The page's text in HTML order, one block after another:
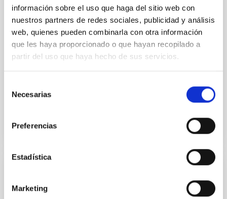
información sobre el uso que haga del sitio web con
nuestros partners de redes sociales, publicidad y análisis
web, quienes pueden combinarla con otra información
que les haya proporcionado o que hayan recopilado a
partir del uso que haya hecho de sus servicios.
Necesarias
Preferencias
Estadística
Marketing
Ia from the Dark Energy Survey: Survey
Overview, Performance, and Supernova
Spectroscopy
We present details on the observing strategy, data-
Fitting of supernovae without dark energy